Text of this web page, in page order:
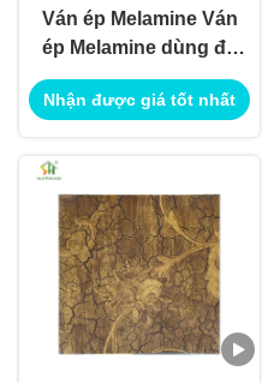
Ván ép Melamine Ván
ép Melamine dùng để
trang trí nội ngoại thất
Nhận được giá tốt nhất